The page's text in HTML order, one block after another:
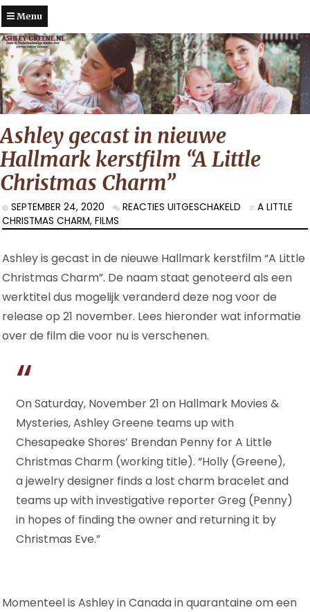
Menu
Ashley gecast in nieuwe
Hallmark kerstfilm “A Little
Christmas Charm”
SEPTEMBER 24, 2020 REACTIES UITGESCHAKELD VOOR
GECAST
NIEUWE
HALLMARK
KERSTFILM
“A
LITTLE
A LITTLE
CHRISTMAS CHARM, FILMS
Ashley is gecast in de nieuwe Hallmark kerstfilm “A Little
Christmas Charm”. De naam staat genoteerd als een
werktitel dus mogelijk veranderd deze nog voor de
release op 21 november. Lees hieronder wat informatie
over de film die voor nu is verschenen.
On Saturday, November 21 on Hallmark Movies &
Mysteries, Ashley Greene teams up with
Chesapeake Shores’ Brendan Penny for A Little
Christmas Charm (working title). “Holly (Greene),
a jewelry designer finds a lost charm bracelet and
teams up with investigative reporter Greg (Penny)
in hopes of finding the owner and returning it by
Christmas Eve.”
Momenteel is Ashley in Canada in quarantaine om een